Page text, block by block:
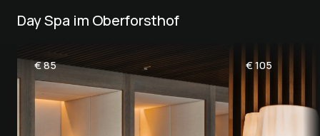
Day Spa im Oberforsthof
€85 €105